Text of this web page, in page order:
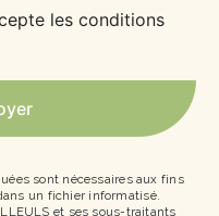
les conditions
sont nécessaires aux fins
un fichier informatisé.
et ses sous-traitants